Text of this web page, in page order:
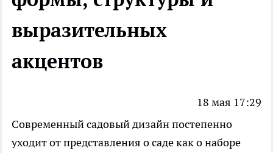
выразительных
акцентов
18 мая 17:29
Современный садовый дизайн постепенно
уходит от представления о саде как о наборе